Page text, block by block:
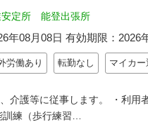
安定所 能登出張所
年08月08日 有効期限： 2026
労働あり 転勤なし マイカ
介護等に従事します。 ・利用
訓練（歩行練習…